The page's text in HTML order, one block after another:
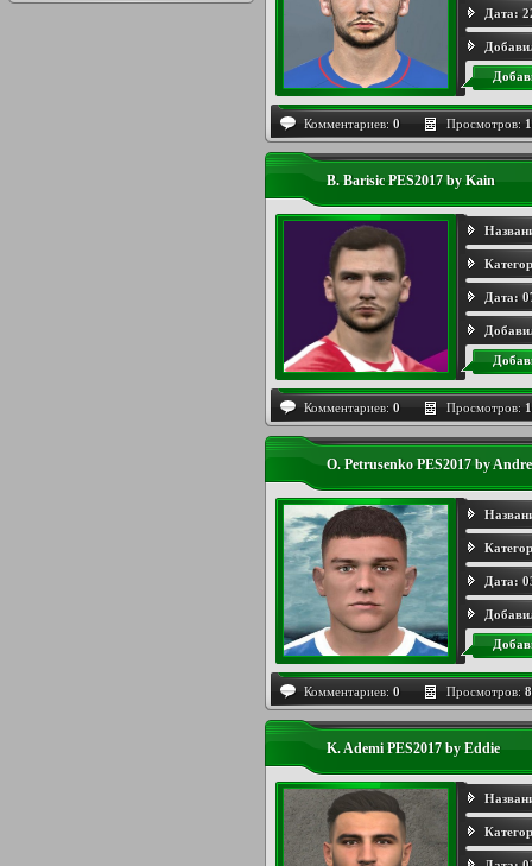
Дата:
Комментариев: 0 Просмотров:
B. Barisic PES2017 by Kain
Дата:
Комментариев: 0 Просмотров:
O. Petrusenko PES2017 by
Дата:
Комментариев: 0 Просмотров:
K. Ademi PES2017 by Eddie